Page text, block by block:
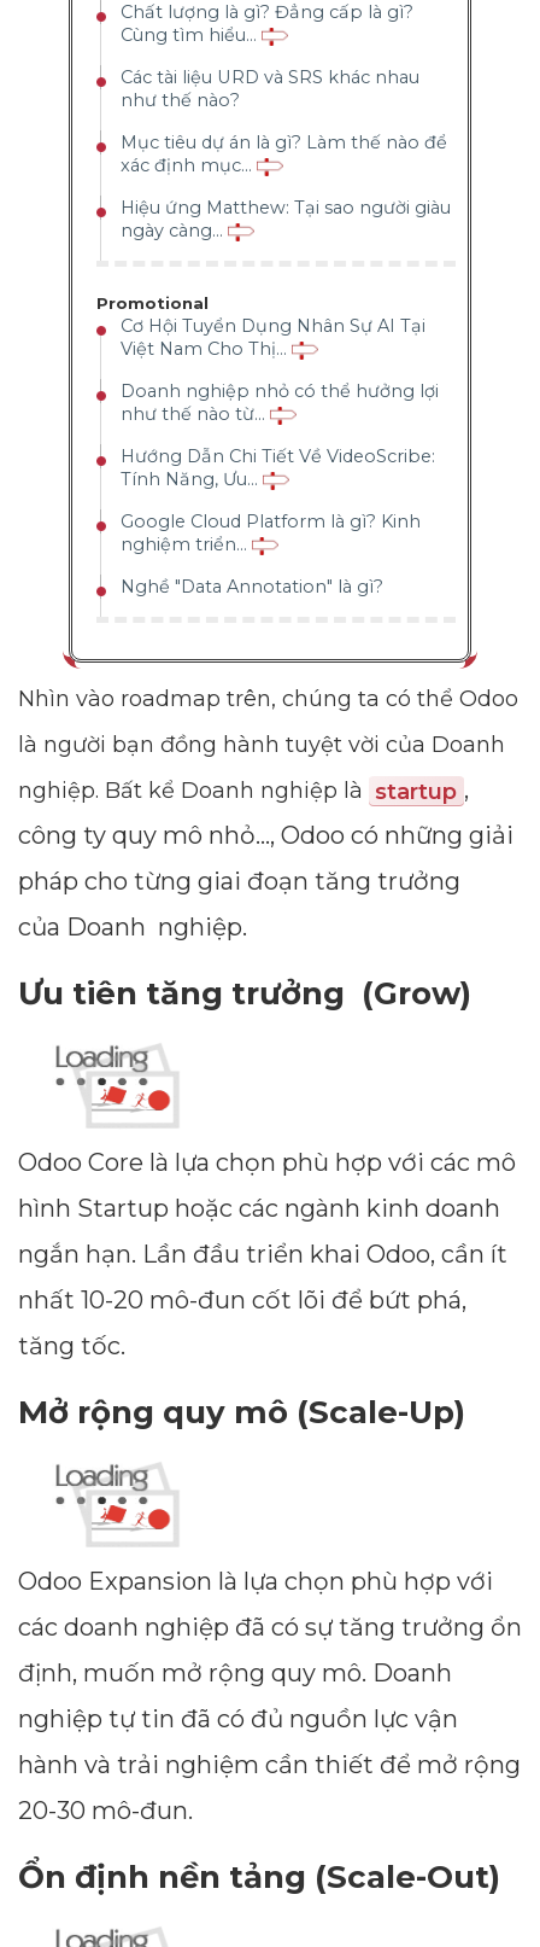
Chất lượng là gì? Đẳng cấp là gì?
Cùng tìm hiểu...
Các tài liệu URD và SRS khác nhau
như thế nào?
Mục tiêu dự án là gì? Làm thế nào để
xác định mục...
Hiệu ứng Matthew: Tại sao người giàu
ngày càng...
Promotional
Cơ Hội Tuyển Dụng Nhân Sự AI Tại
Việt Nam Cho Thị...
Doanh nghiệp nhỏ có thể hưởng lợi
như thế nào từ...
Hướng Dẫn Chi Tiết Về VideoScribe:
Tính Năng, Ưu...
Google Cloud Platform là gì? Kinh
nghiệm triển...
Nghề "Data Annotation" là gì?
Nhìn vào roadmap trên, chúng ta có thể Odoo
là người bạn đồng hành tuyệt vời của Doanh
nghiệp. Bất kể Doanh nghiệp là startup ,
công ty quy mô nhỏ..., Odoo có những giải
pháp cho từng giai đoạn tăng trưởng
của Doanh nghiệp.
Ưu tiên tăng trưởng (Grow)
Odoo Core là lựa chọn phù hợp với các mô
hình Startup hoặc các ngành kinh doanh
ngắn hạn. Lần đầu triển khai Odoo, cần ít
nhất 10-20 mô-đun cốt lõi để bứt phá,
tăng tốc.
Mở rộng quy mô (Scale-Up)
Odoo Expansion là lựa chọn phù hợp với
các doanh nghiệp đã có sự tăng trưởng ổn
định, muốn mở rộng quy mô. Doanh
nghiệp tự tin đã có đủ nguồn lực vận
hành và trải nghiệm cần thiết để mở rộng
20-30 mô-đun.
Ổn định nền tảng (Scale-Out)
Dimensions
Impressions